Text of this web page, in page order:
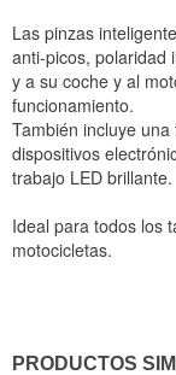
Las pinzas
anti-picos, polaridad
y a su coche y al
funcionamiento.
También incluye
dispositivos
trabajo LED brillante.
Ideal para todos los
motocicletas.
PRODUCTOS